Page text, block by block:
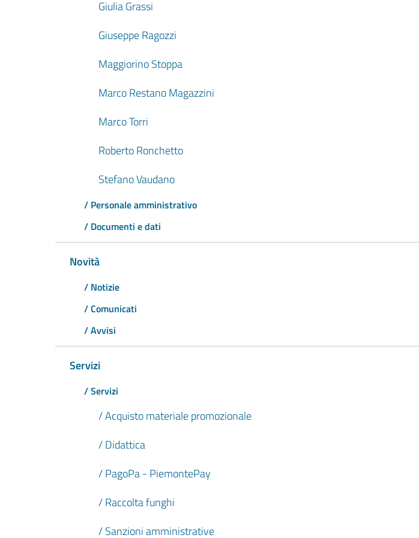
Giulia Grassi
Giuseppe Ragozzi
Maggiorino Stoppa
Marco Restano Magazzini
Marco Torri
Roberto Ronchetto
Stefano Vaudano
/ Personale amministrativo
/ Documenti e dati
Novità
/ Notizie
/ Comunicati
/ Avvisi
Servizi
/ Servizi
/ Acquisto materiale promozionale
/ Didattica
/ PagoPa - PiemontePay
/ Raccolta funghi
/ Sanzioni amministrative